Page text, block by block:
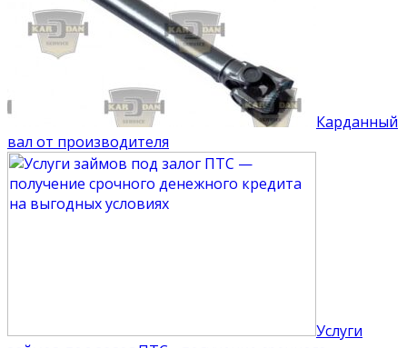
Карданный
вал от производителя
Услуги